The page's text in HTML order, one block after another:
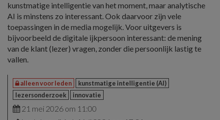
kunstmatige intelligentie van het moment, maar analytische
AI is minstens zo interessant. Ook daarvoor zijn vele
toepassingen in de media mogelijk. Voor uitgevers is
bijvoorbeeld de digitale ijkpersoon interessant: de mening
van de klant (lezer) vragen, zonder die persoonlijk lastig te
vallen.
alleen voor leden
kunstmatige intelligentie (AI)
lezersonderzoek
innovatie
21 mei 2026 om 11:00